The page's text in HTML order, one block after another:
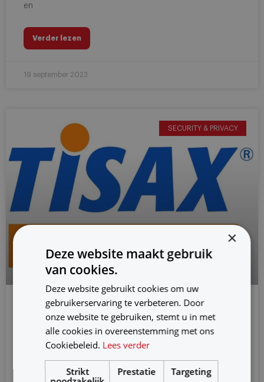
en
Verder lezen
19 september 2023
SECURITY & PRIVACY
Het TISAX®-label
Steeds meer bedrijven in de automobielsector
×
Deze website maakt gebruik
van cookies.
Deze website gebruikt cookies om uw
gebruikerservaring te verbeteren. Door
onze website te gebruiken, stemt u in met
alle cookies in overeenstemming met ons
Cookiebeleid. Lees verder
Strikt
Prestatie Targeting